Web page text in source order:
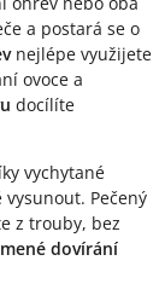
a postará se o
nejlépe využijete
ovoce a
docílíte
vychytané
Pečený
z trouby, bez
dovírání